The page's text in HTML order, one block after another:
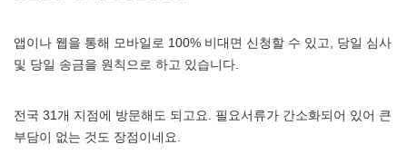
앱이나 웹을 통해 모바일로 100% 비대면 신청할 수 있고, 당일 심사
및 당일 송금을 원칙으로 하고 있습니다.
전국 31개 지점에 방문해도 되고요. 필요서류가 간소화되어 있어 큰
부담이 없는 것도 장점이네요.